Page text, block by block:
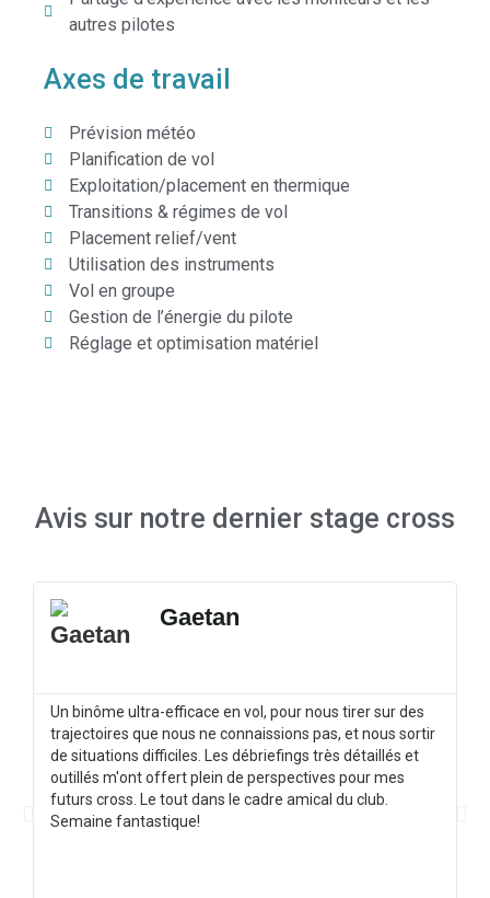
autres pilotes
Axes de travail
Prévision météo
Planification de vol
Exploitation/placement en thermique
Transitions & régimes de vol
Placement relief/vent
Utilisation des instruments
Vol en groupe
Gestion de l’énergie du pilote
Réglage et optimisation matériel
Avis sur notre dernier stage cross
Gaetan
Un binôme ultra-efficace en vol, pour nous tirer sur des
trajectoires que nous ne connaissions pas, et nous sortir
de situations difficiles. Les débriefings très détaillés et
outillés m'ont offert plein de perspectives pour mes
futurs cross. Le tout dans le cadre amical du club.
Semaine fantastique!